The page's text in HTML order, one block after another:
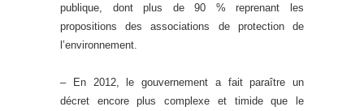
publique, dont plus de 90 % reprenant les
propositions des associations de protection de
l’environnement.
– En 2012, le gouvernement a fait paraître un
décret encore plus complexe et timide que le